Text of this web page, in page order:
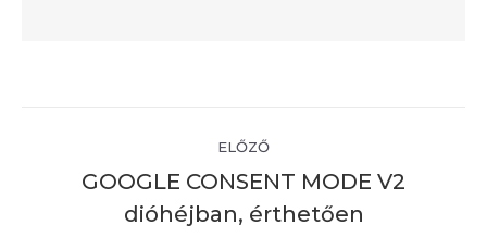
Post
navigation
ELŐZŐ
Previous
post:
GOOGLE CONSENT MODE V2
dióhéjban, érthetően